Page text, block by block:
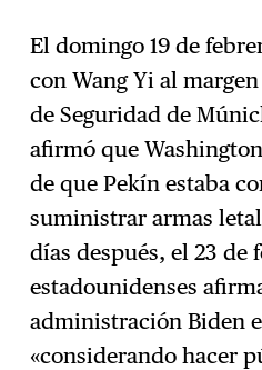
→ Suscríbase
El domingo 19 de
con Wang Yi al
de Seguridad de
afirmó que
de que Pekín estaba
suministrar armas
días después, el 23
estadounidenses
administración Biden
«considerando hacer